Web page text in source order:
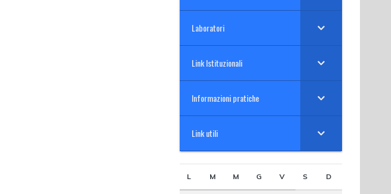
Laboratori
Link Istituzionali
Informazioni pratiche
Link utili
L M M G V S D